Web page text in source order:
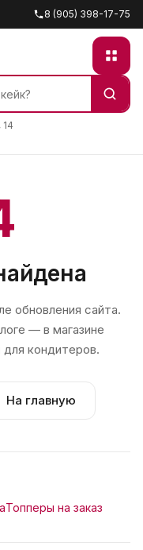
8 (905) 398-17-75
обновления сайта.
— в магазине
кондитеров.
На главную
Топперы на заказ